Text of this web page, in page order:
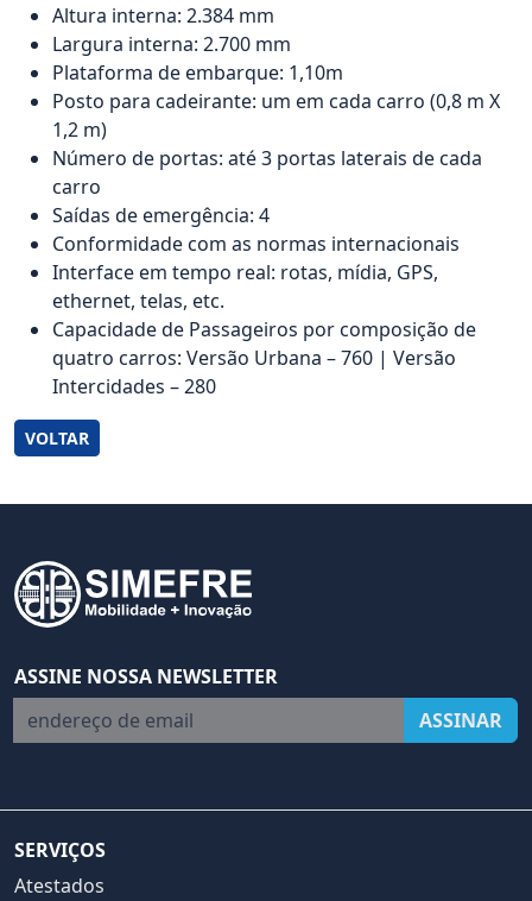
Altura interna: 2.384 mm
Largura interna: 2.700 mm
Plataforma de embarque: 1,10m
Posto para cadeirante: um em cada carro (0,8 m X
1,2 m)
Número de portas: até 3 portas laterais de cada
carro
Saídas de emergência: 4
Conformidade com as normas internacionais
Interface em tempo real: rotas, mídia, GPS,
ethernet, telas, etc.
Capacidade de Passageiros por composição de
quatro carros: Versão Urbana – 760 | Versão
Intercidades – 280
VOLTAR
ASSINE NOSSA NEWSLETTER
endereço de email
ASSINAR
SERVIÇOS
Atestados